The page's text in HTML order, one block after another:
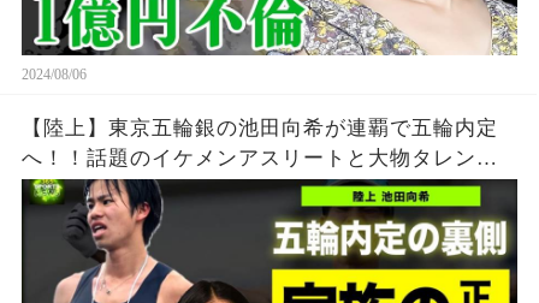
2024/08/06
【陸上】東京五輪銀の池田向希が連覇で五輪内定
へ！！話題のイケメンアスリートと大物タレント
の衝撃の関係がやばい！！若ハゲと言われる真相...
家族の正体に一